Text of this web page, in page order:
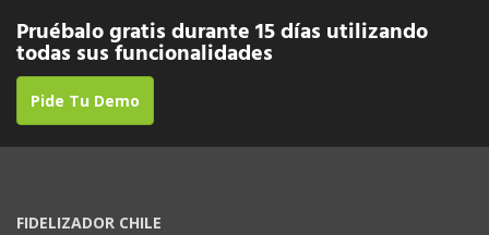
Pruébalo gratis durante 15 días utilizando
todas sus funcionalidades
Pide Tu Demo
FIDELIZADOR CHILE